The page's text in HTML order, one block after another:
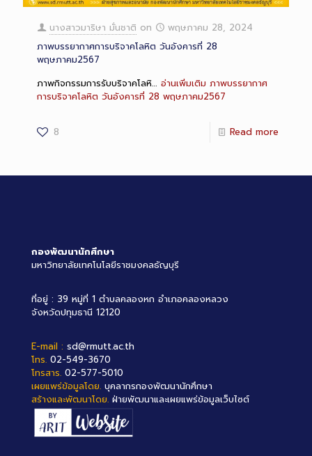
นางสาวมาริษา มั่นชาติ on
พฤษภาคม 28, 2024
ภาพบรรยากาศการบริจาคโลหิต วันอังคารที่ 28
พฤษภาคม2567
ภาพกิจกรรมการรับบริจาคโลหิ… อ่านเพิ่มเติม ภาพบรรยากาศ
การบริจาคโลหิต วันอังคารที่ 28 พฤษภาคม2567
8 Read more
กองพัฒนานักศึกษา
มหาวิทยาลัยเทคโนโลยีราชมงคลธัญบุรี
ที่อยู่ : 39 หมู่ที่ 1 ตำบลคลองหก อำเภอคลองหลวง
จังหวัดปทุมธานี 12120
E-mail : sd@rmutt.ac.th
โทร. 02-549-3670
โทรสาร. 02-577-5010
เผยแพร่ข้อมูลโดย. บุคลากรกองพัฒนานักศึกษา
สร้างและพัฒนาโดย. ฝ่ายพัฒนาและเผยแพร่ข้อมูลเว็บไซต์